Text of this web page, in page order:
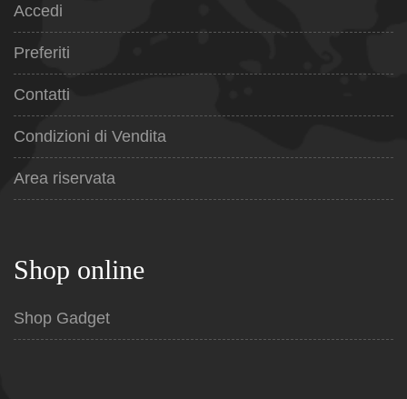
Accedi
Preferiti
Contatti
Condizioni di Vendita
Area riservata
Shop online
Shop Gadget